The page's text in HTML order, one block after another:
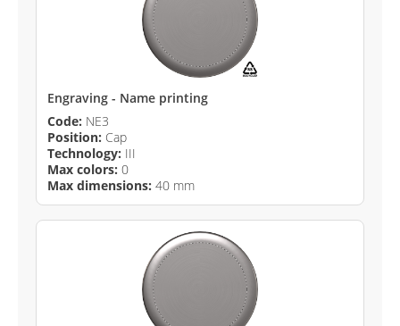
Engraving - Name printing
Code: NE3
Position: Cap
Technology: III
Max colors: 0
Max dimensions: 40 mm